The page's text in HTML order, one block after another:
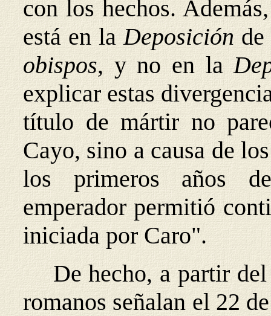
con los hechos.
está en laDeposición
obispos, y no en la
explicar estas
título de mártir no
Cayo, sino a causa de
los primeros años
emperador permitió
iniciada por Caro".
De hecho, a partir
romanos señalan el 22